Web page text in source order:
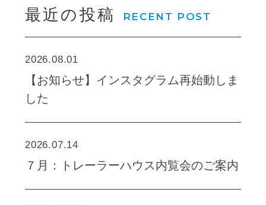
最近の投稿 RECENT POST
2026.08.01
【お知らせ】インスタグラム再始動しま
した
2026.07.14
７月：トレーラーハウス内覧会のご案内